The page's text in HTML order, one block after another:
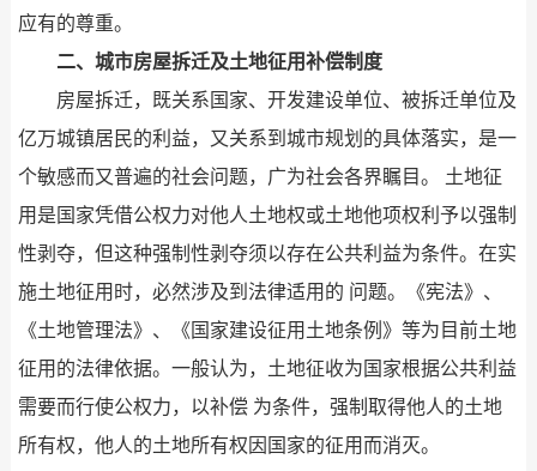
应有的尊重。
二、城市房屋拆迁及土地征用补偿制度
房屋拆迁，既关系国家、开发建设单位、被拆迁单位及
亿万城镇居民的利益，又关系到城市规划的具体落实，是一
个敏感而又普遍的社会问题，广为社会各界瞩目。 土地征
用是国家凭借公权力对他人土地权或土地他项权利予以强制
性剥夺，但这种强制性剥夺须以存在公共利益为条件。在实
施土地征用时，必然涉及到法律适用的 问题。《宪法》、
《土地管理法》、《国家建设征用土地条例》等为目前土地
征用的法律依据。一般认为，土地征收为国家根据公共利益
需要而行使公权力，以补偿 为条件，强制取得他人的土地
所有权，他人的土地所有权因国家的征用而消灭。